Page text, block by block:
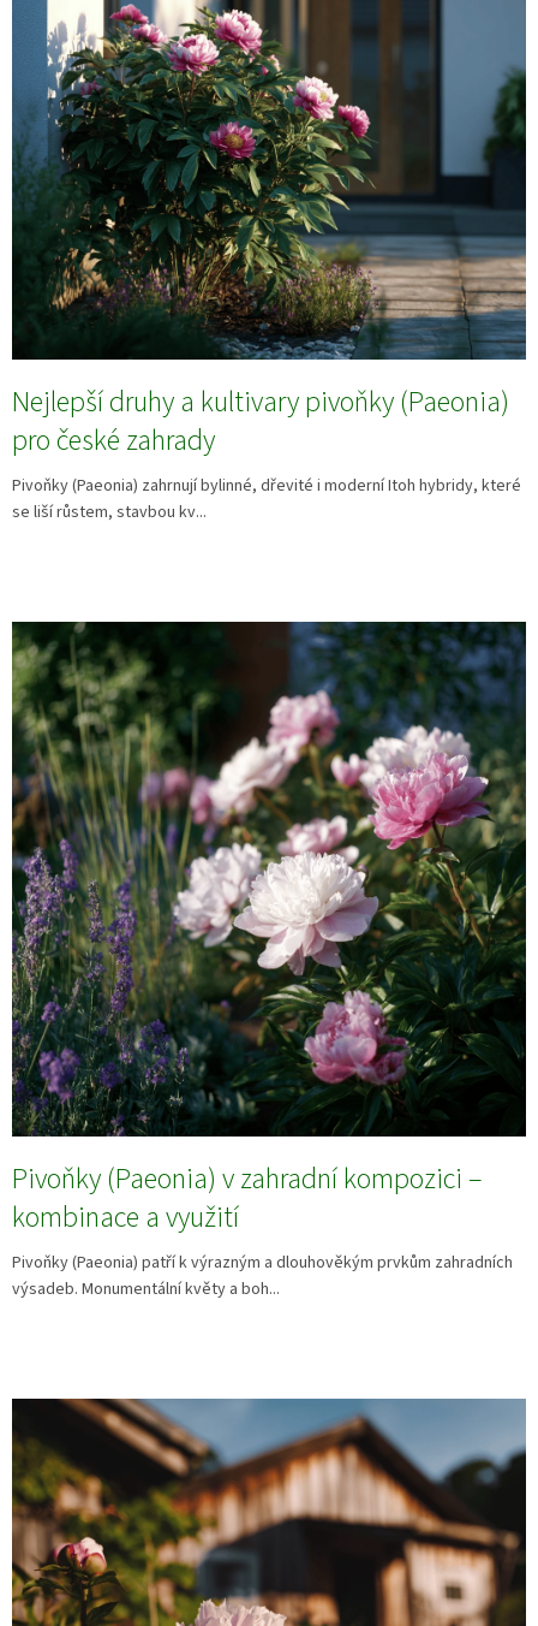
Nejlepší druhy a kultivary pivoňky (Paeonia)
pro české zahrady
Pivoňky (Paeonia) zahrnují bylinné, dřevité i moderní Itoh hybridy, které
se liší růstem, stavbou kv...
Pivoňky (Paeonia) v zahradní kompozici –
kombinace a využití
Pivoňky (Paeonia) patří k výrazným a dlouhověkým prvkům zahradních
výsadeb. Monumentální květy a boh...